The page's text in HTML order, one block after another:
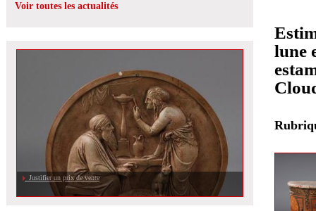
Voir toutes les actualités
Justifier un prix de vente
lune